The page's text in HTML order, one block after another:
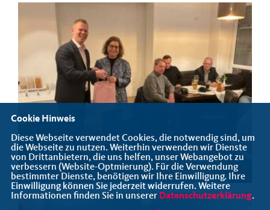
Cookie Hinweis
Diese Webseite verwendet Cookies, die notwendig sind, um
die Webseite zu nutzen. Weiterhin verwenden wir Dienste
von Drittanbietern, die uns helfen, unser Webangebot zu
verbessern (Website-Optmierung). Für die Verwendung
bestimmter Dienste, benötigen wir Ihre Einwilligung. Ihre
Einwilligung können Sie jederzeit widerrufen. Weitere
Informationen finden Sie in unserer Datenschutzerklärung.